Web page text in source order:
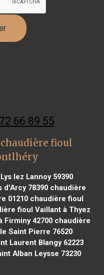
66 89 55
fioul
lez Lannoy 59390
d'Arcy 78390 chaudière
01210chaudière fioul
fioul Vaillant à Thyez
Firminy 42700 chaudière
Saint Pierre 76520
Laurent Blangy 62223
Alban Leysse 73230